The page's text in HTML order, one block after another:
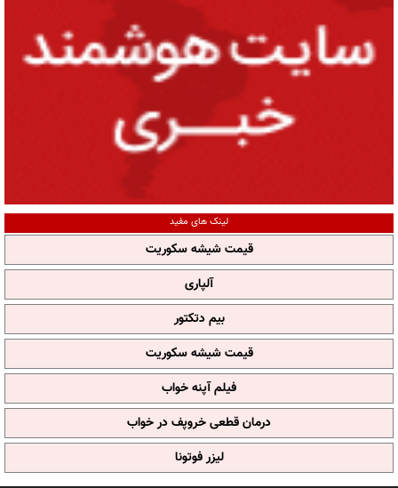
لینک های مفید
قیمت شیشه سکوریت
آلپاری
بیم دتکتور
قیمت شیشه سکوریت
فیلم آپنه خواب
درمان قطعی خروپف در خواب
لیزر فوتونا